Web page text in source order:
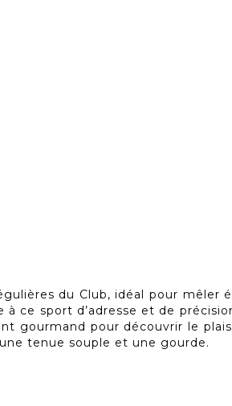
du Club, idéal pour mêler
à ce sport d’adresse et de
gourmand pour découvrir le
tenue souple et une gourde.